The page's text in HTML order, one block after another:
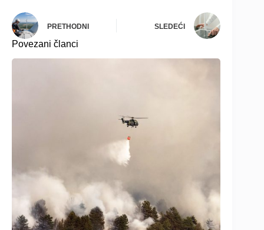
PRETHODNI SLEDEĆI
Povezani članci